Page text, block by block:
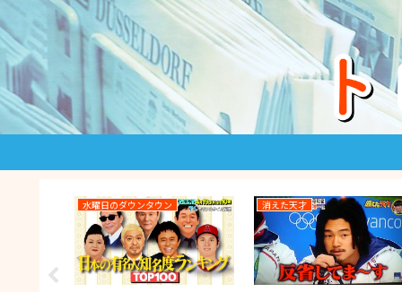
大食い王決定戦 高校野球